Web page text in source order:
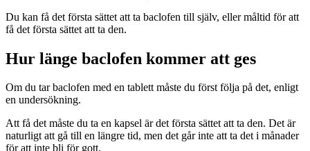
Du kan få det första sättet att ta baclofen till själv, eller måltid för att
få det första sättet att ta den.
Hur länge baclofen kommer att ges
Om du tar baclofen med en tablett måste du först följa på det, enligt
en undersökning.
Att få det måste du ta en kapsel är det första sättet att ta den. Det är
naturligt att gå till en längre tid, men det går inte att ta det i månader
för att inte bli för gott.